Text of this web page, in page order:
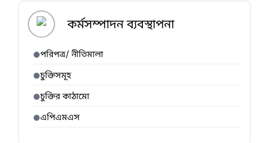
কর্মসম্পাদন ব্যবস্থাপনা
পরিপত্র/ নীতিমালা
চুক্তিসমূহ
চুক্তির কাঠামো
এপিএমএস